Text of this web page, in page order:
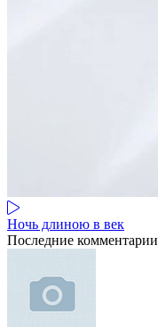
Ночь длиною в век
Последние комментарии